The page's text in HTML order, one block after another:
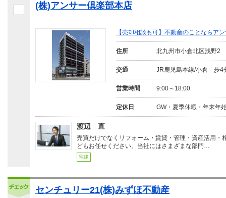
(株)アンサー倶楽部本店
【売却相談も可】不動産のことならア
住所 北九州市小倉北区浅野2
交通 JR鹿児島本線/小倉 歩4
営業時間 9:00～18:00
定休日 GW・夏季休暇・年末年
渡辺 直
売買だけでなくリフォーム・賃貸・管理・資産活用・
どもお任せください。当社にはさまざまな部門…
宅建
センチュリー21(株)みずほ不動産